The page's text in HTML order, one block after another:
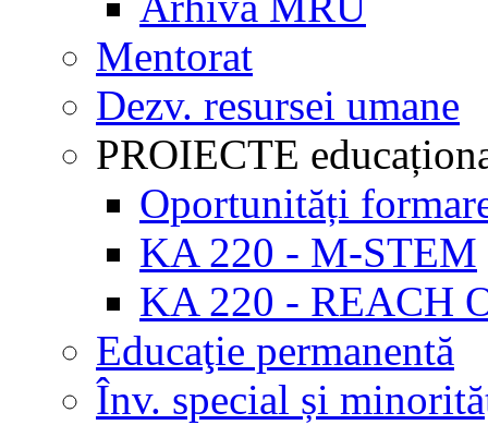
Mentorat
Dezv. resursei umane
PROIECTE
Oportunități
KA 220 - M-STEM
KA 220 - REACH
Educaţie permanentă
Înv. special și